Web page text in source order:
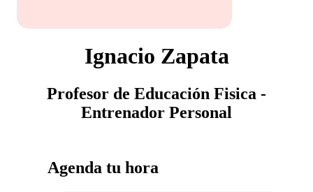
Ignacio Zapata
Profesor de Educación Fisica -
Entrenador Personal
Agenda tu hora